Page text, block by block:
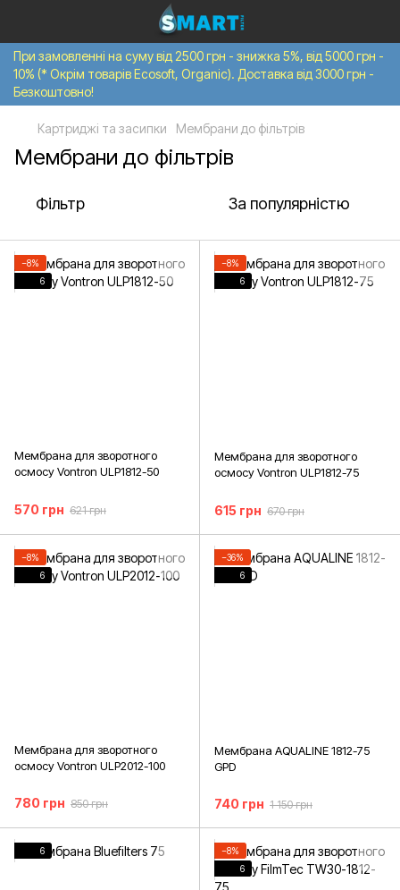
При замовленні на суму від 2500 грн - знижка 5%, від 5000 грн -
10% (* Окрім товарів Ecosoft, Organic). Доставка від 3000 грн -
Безкоштовно!
Картриджі та засипки Мембрани до фільтрів
Мембрани до фільтрів
Фільтр За популярністю
−8%
6
Мембрана для зворотного
осмосу Vontron ULP1812-50
570 грн 621 грн
−8%
6
Мембрана для зворотного
осмосу Vontron ULP1812-75
615 грн 670 грн
−8%
6
Мембрана для зворотного
осмосу Vontron ULP2012-100
780 грн 850 грн
−36%
6
Мембрана AQUALINE 1812-75
GPD
740 грн 1 150 грн
6
−8%
6